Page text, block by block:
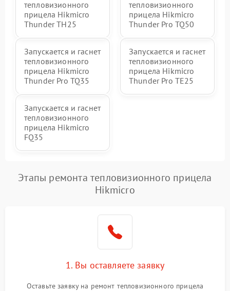
тепловизионного
прицела Hikmicro
Thunder TH25
тепловизионного
прицела Hikmicro
Thunder Pro TQ50
Запускается и гаснет
тепловизионного
прицела Hikmicro
Thunder Pro TQ35
Запускается и гаснет
тепловизионного
прицела Hikmicro
Thunder Pro TE25
Запускается и гаснет
тепловизионного
прицела Hikmicro
FQ35
Этапы ремонта тепловизионного прицела
Hikmicro
1. Вы оставляете заявку
Оставьте заявку на ремонт тепловизионного прицела